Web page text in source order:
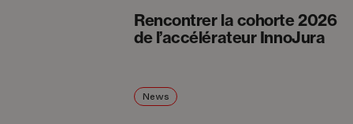
Rencontrer la cohorte 2026
de l’accélérateur InnoJura
News